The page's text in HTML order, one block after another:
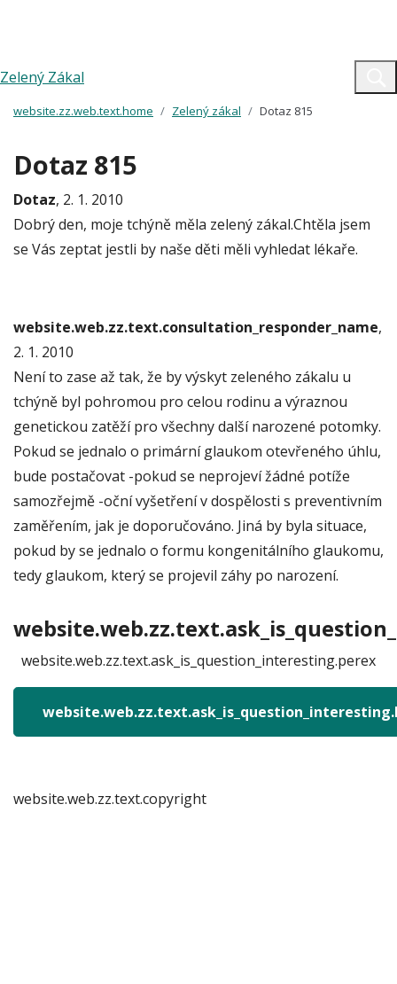
Zelený Zákal
website.zz.web.text.home Zelený zákal Dotaz 815
Dotaz 815
Dotaz, 2. 1. 2010
Dobrý den, moje tchýně měla zelený zákal.Chtěla jsem
se Vás zeptat jestli by naše děti měli vyhledat lékaře.
website.web.zz.text.consultation_responder_name,
2. 1. 2010
Není to zase až tak, že by výskyt zeleného zákalu u
tchýně byl pohromou pro celou rodinu a výraznou
genetickou zatěží pro všechny další narozené potomky.
Pokud se jednalo o primární glaukom otevřeného úhlu,
bude postačovat -pokud se neprojeví žádné potíže
samozřejmě -oční vyšetření v dospělosti s preventivním
zaměřením, jak je doporučováno. Jiná by byla situace,
pokud by se jednalo o formu kongenitálního glaukomu,
tedy glaukom, který se projevil záhy po narození.
website.web.zz.text.ask_is_question_interesting.perex
website.web.zz.text.copyright